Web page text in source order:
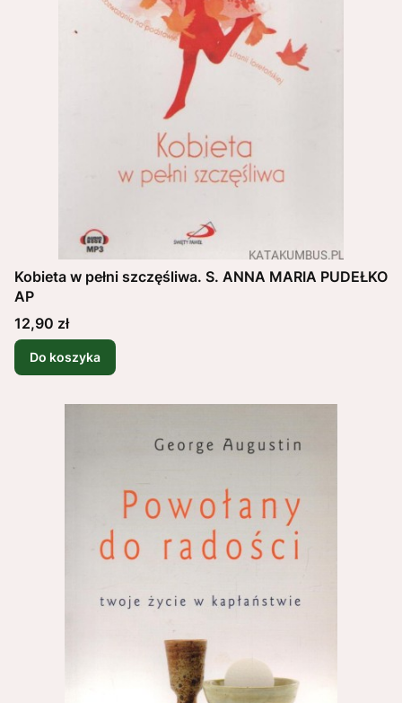
Kobieta w pełni szczęśliwa. S. ANNA MARIA PUDEŁKO
AP
Cena
12,90 zł
Do koszyka